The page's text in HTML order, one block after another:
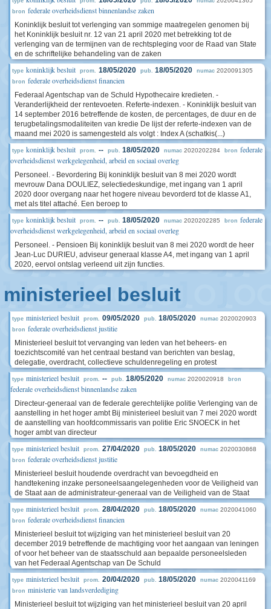
bron federale overheidsdienst binnenlandse zaken
Koninklijk besluit tot verlenging van sommige maatregelen genomen bij
het Koninklijk besluit nr. 12 van 21 april 2020 met betrekking tot de
verlenging van de termijnen van de rechtspleging voor de Raad van State
en de schriftelijke behandeling van de zaken
type koninklijk besluit prom. 18/05/2020 pub. 18/05/2020 numac 2020091305
bron federale overheidsdienst financien
Federaal Agentschap van de Schuld Hypothecaire kredieten. -
Veranderlijkheid der rentevoeten. Referte-indexen. - Koninklijk besluit van
14 september 2016 betreffende de kosten, de percentages, de duur en de
terugbetalingsmodaliteiten van kredie De lijst der referte-indexen van de
maand mei 2020 is samengesteld als volgt : Index A (schatkis(...)
type koninklijk besluit prom. -- pub. 18/05/2020 numac 2020202284 bron federale
overheidsdienst werkgelegenheid, arbeid en sociaal overleg
Personeel. - Bevordering Bij koninklijk besluit van 8 mei 2020 wordt
mevrouw Dana DOULIEZ, selectiedeskundige, met ingang van 1 april
2020 door overgang naar het hogere niveau bevorderd tot de klasse A1,
met als titel attaché. Een beroep to
type koninklijk besluit prom. -- pub. 18/05/2020 numac 2020202285 bron federale
overheidsdienst werkgelegenheid, arbeid en sociaal overleg
Personeel. - Pensioen Bij koninklijk besluit van 8 mei 2020 wordt de heer
Jean-Luc DURIEU, adviseur generaal klasse A4, met ingang van 1 april
2020, eervol ontslag verleend uit zijn functies.
ministerieel besluit
type ministerieel besluit prom. 09/05/2020 pub. 18/05/2020 numac 2020020903
bron federale overheidsdienst justitie
Ministerieel besluit tot vervanging van leden van het beheers- en
toezichtscomité van het centraal bestand van berichten van beslag,
delegatie, overdracht, collectieve schuldenregeling en protest
type ministerieel besluit prom. -- pub. 18/05/2020 numac 2020020918 bron
federale overheidsdienst binnenlandse zaken
Directeur-generaal van de federale gerechtelijke politie Verlenging van de
aanstelling in het hoger ambt Bij ministerieel besluit van 7 mei 2020 wordt
de aanstelling van hoofdcommissaris van politie Eric SNOECK in het
hoger ambt van directeur
type ministerieel besluit prom. 27/04/2020 pub. 18/05/2020 numac 2020030868
bron federale overheidsdienst justitie
Ministerieel besluit houdende overdracht van bevoegdheid en
handtekening inzake personeelsaangelegenheden voor de Veiligheid van
de Staat aan de administrateur-generaal van de Veiligheid van de Staat
type ministerieel besluit prom. 28/04/2020 pub. 18/05/2020 numac 2020041060
bron federale overheidsdienst financien
Ministerieel besluit tot wijziging van het ministerieel besluit van 20
december 2019 betreffende de machtiging voor het aangaan van leningen
of voor het beheer van de staatsschuld aan bepaalde personeelsleden
van het Federaal Agentschap van De Schuld
type ministerieel besluit prom. 20/04/2020 pub. 18/05/2020 numac 2020041169
bron ministerie van landsverdediging
Ministerieel besluit tot wijziging van het ministerieel besluit van 20 april